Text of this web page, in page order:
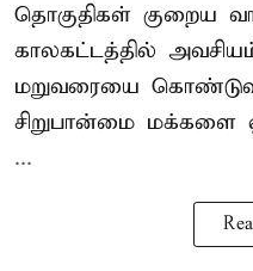
தொகுதிகள் குறைய
காலகட்டத்தில்
மறுவரையை
சிறுபான்மை மக்களை
...